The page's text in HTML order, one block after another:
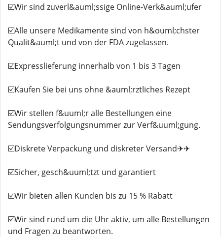
☑️Wir sind zuverl&auml;ssige Online-Verk&auml;ufer
☑️Alle unsere Medikamente sind von h&ouml;chster
Qualit&auml;t und von der FDA zugelassen.
☑️Expresslieferung innerhalb von 1 bis 3 Tagen
☑️Kaufen Sie bei uns ohne &auml;rztliches Rezept
☑️Wir stellen f&uuml;r alle Bestellungen eine
Sendungsverfolgungsnummer zur Verf&uuml;gung.
☑️Diskrete Verpackung und diskreter Versand✈✈
☑️Sicher, gesch&uuml;tzt und garantiert
☑️Wir bieten allen Kunden bis zu 15 % Rabatt
☑️Wir sind rund um die Uhr aktiv, um alle Bestellungen
und Fragen zu beantworten.